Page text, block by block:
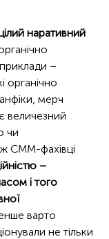
наративний
–
органічно
мерч
величезний
чи
ж СММ-фахівці
–
і того
варто
не тільки